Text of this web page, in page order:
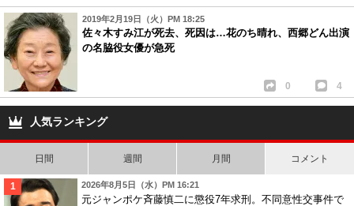
2019年2月19日（火）PM 18:25
佐々木すみ江が死去、死因は…花のち晴れ、西郷どん出演
の名脇役女優が急死
0 4
人気ランキング
日間 週間 月間 コメント
2026年8月5日（水）PM 16:21
元ジャンポケ斉藤慎二に懲役7年求刑。不同意性交事件で